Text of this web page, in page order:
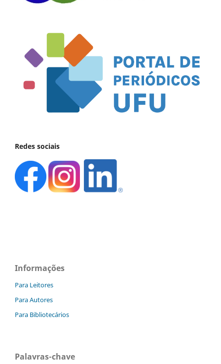
Redes sociais
Informações
Para Leitores
Para Autores
Para Bibliotecários
Palavras-chave